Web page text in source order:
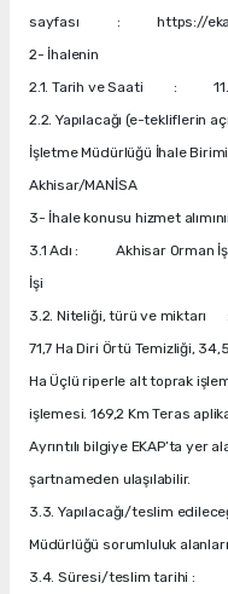
sayfası : https://
2- İhalenin
2.1. Tarih ve Saati :
2.2. Yapılacağı (e-
İşletme Müdürlüğü İhale
Akhisar/MANİSA
3- İhale konusu hizmet
3.1 Adı : Akhisar Orman
İşi
3.2. Niteliği, türü ve
71,7 Ha Diri Örtü Temizliği,
Ha Üçlü riperle alt toprak
işlemesi. 169,2 Km Teras
Ayrıntılı bilgiye EKAP’ta yer
şartnameden ulaşılabilir.
3.3. Yapılacağı/teslim
Müdürlüğü sorumluluk alanları
3.4. Süresi/teslim tarihi :